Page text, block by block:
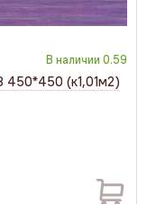
В наличии 0.59
450*450 (к1,01м2)